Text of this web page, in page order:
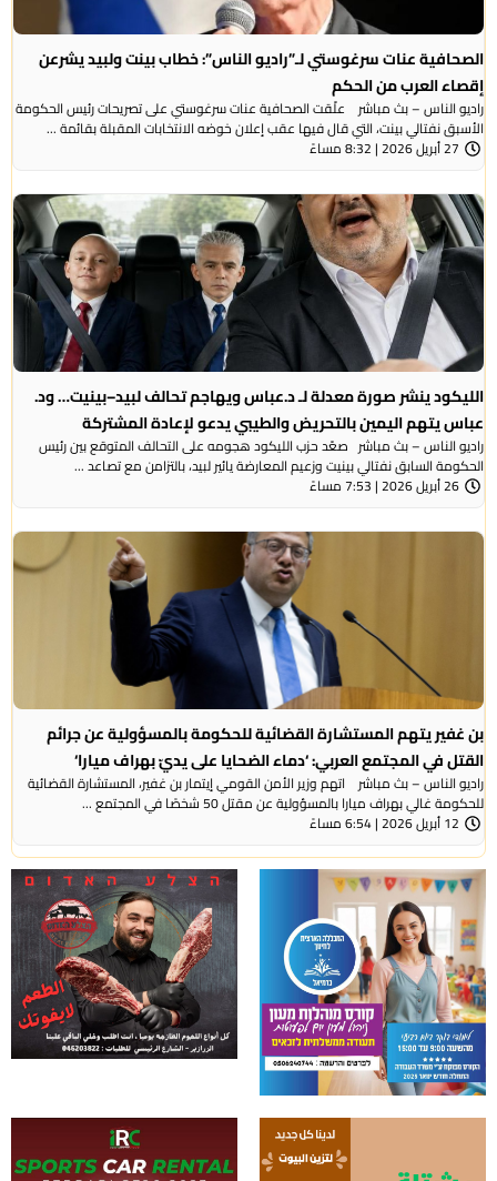
الصحافية عنات سرغوستي لـ”راديو الناس”: خطاب بينت ولبيد يشرعن
إقصاء العرب من الحكم
راديو الناس – بث مباشر علّقت الصحافية عنات سرغوستي على تصريحات رئيس الحكومة
الأسبق نفتالي بينت، التي قال فيها عقب إعلان خوضه الانتخابات المقبلة بقائمة ...
27 أبريل 2026 | 8:32 مساءً
الليكود ينشر صورة معدلة لـ د.عباس ويهاجم تحالف لبيد–بينيت… ود.
عباس يتهم اليمين بالتحريض والطيبي يدعو لإعادة المشتركة
راديو الناس – بث مباشر صعّد حزب الليكود هجومه على التحالف المتوقع بين رئيس
الحكومة السابق نفتالي بينيت وزعيم المعارضة يائير لبيد، بالتزامن مع تصاعد ...
26 أبريل 2026 | 7:53 مساءً
بن غفير يتهم المستشارة القضائية للحكومة بالمسؤولية عن جرائم
القتل في المجتمع العربي: ‘دماء الضحايا على يديّ بهراف ميارا‘
راديو الناس – بث مباشر اتهم وزير الأمن القومي إيتمار بن غفير، المستشارة القضائية
للحكومة غالي بهراف ميارا بالمسؤولية عن مقتل 50 شخصًا في المجتمع ...
12 أبريل 2026 | 6:54 مساءً